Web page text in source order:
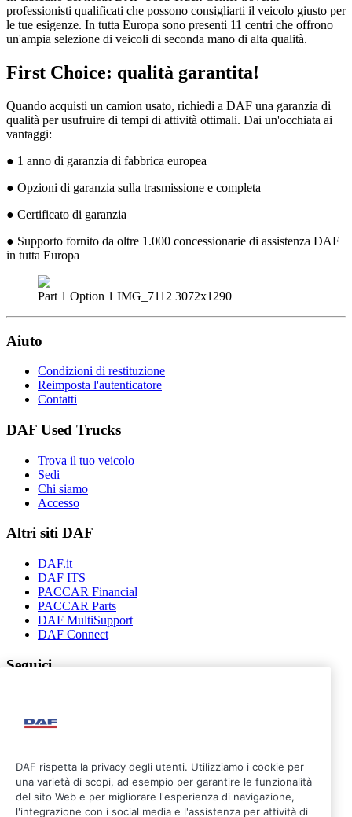
professionisti qualificati che possono consigliarti il veicolo giusto per
le tue esigenze. In tutta Europa sono presenti 11 centri che offrono
un'ampia selezione di veicoli di seconda mano di alta qualità.
First Choice: qualità garantita!
Quando acquisti un camion usato, richiedi a DAF una garanzia di
qualità per usufruire di tempi di attività ottimali. Dai un'occhiata ai
vantaggi:
● 1 anno di garanzia di fabbrica europea
● Opzioni di garanzia sulla trasmissione e completa
● Certificato di garanzia
● Supporto fornito da oltre 1.000 concessionarie di assistenza DAF
in tutta Europa
Part 1 Option 1 IMG_7112 3072x1290
Aiuto
Condizioni di restituzione
Reimposta l'autenticatore
Contatti
DAF Used Trucks
Trova il tuo veicolo
Sedi
Chi siamo
Accesso
Altri siti DAF
DAF.it
DAF ITS
PACCAR Financial
PACCAR Parts
DAF MultiSupport
DAF Connect
Seguici
DAF rispetta la privacy degli utenti. Utilizziamo i cookie per
una varietà di scopi, ad esempio per garantire le funzionalità
del sito Web e per migliorare l'esperienza di navigazione,
l'integrazione con i social media e l'assistenza per attività di